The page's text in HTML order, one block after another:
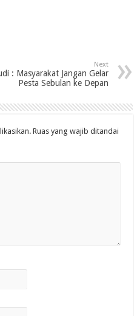
Next
: Masyarakat Jangan Gelar
Pesta Sebulan ke Depan
Ruas yang wajib ditandai